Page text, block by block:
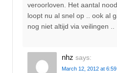
veroorloven. Het aantal
loopt nu al snel op .. ook al
nog niet altijd via veilingen ..
nhz says:
March 12, 2012 at